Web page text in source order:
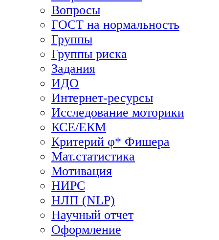
Вопросы
ГОСТ на нормальность
Группы
Группы риска
Задания
ИДО
Интернет-ресурсы
Исследование моторики
КСЕ/ЕКМ
Критерий φ* Фишера
Мат.статистика
Мотивация
НИРС
НЛП (NLP)
Научный отчет
Оформление